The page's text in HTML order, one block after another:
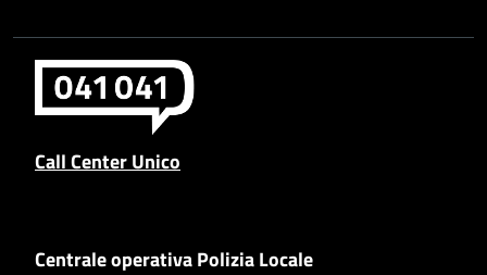
Call Center Unico
Centrale operativa Polizia Locale